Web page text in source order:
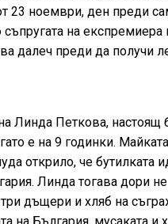
23 ноември, ден преди
на
далеч преди да получи
Линда Петкова, настоящ
е на 9 годинки.
открило, че бутилката
Линда тогава дори
дъщери и хляб на
на България, мусаката и